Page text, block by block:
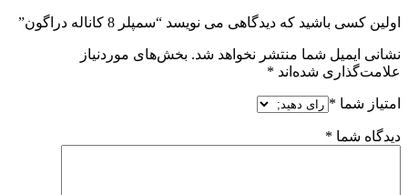
اولین کسی باشید که دیدگاهی می نویسد “سمپلر 8 کاناله دراگون”
نشانی ایمیل شما منتشر نخواهد شد. بخش‌های موردنیاز
علامت‌گذاری شده‌اند *
امتیاز شما *
دیدگاه شما *